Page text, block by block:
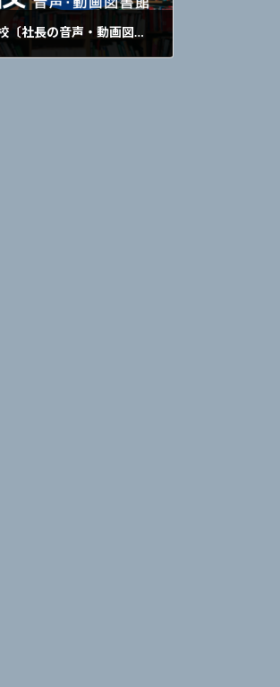
162.社長の専門学校〔社長の音声・動画図書館〕を開校しました（7：53）